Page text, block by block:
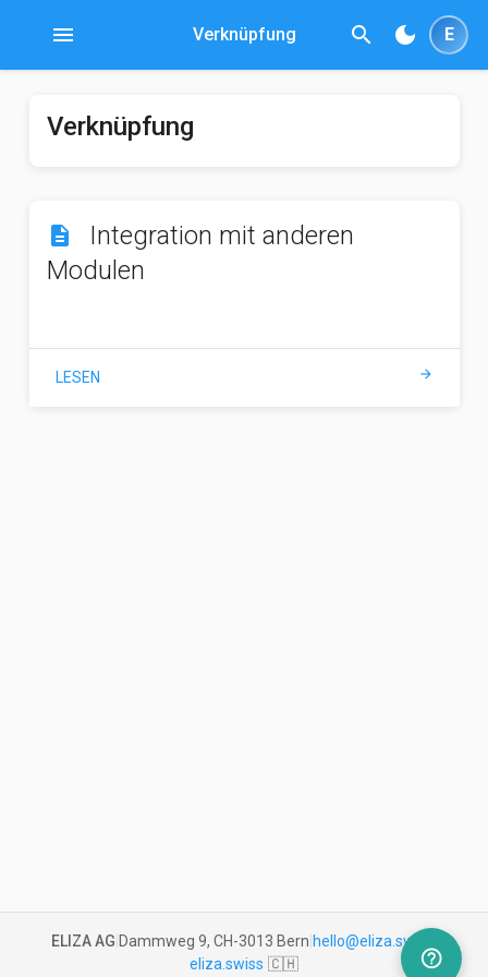
menu Verknüpfung search dark_mode E
Verknüpfung
description
Integration mit anderen
Modulen
LESEN arrow_forward
ELIZA AG Dammweg 9, CH-3013 Bern hello@eliza.swiss
eliza.swiss 🇨🇭 help_outline